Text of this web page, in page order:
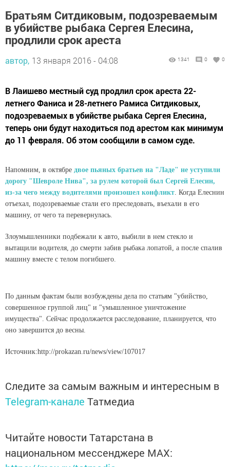
Братьям Ситдиковым, подозреваемым
в убийстве рыбака Сергея Елесина,
продлили срок ареста
автор, 13 января 2016 - 04:08 1341 0 0
В Лаишево местный суд продлил срок ареста 22-
летнего Фаниса и 28-летнего Рамиса Ситдиковых,
подозреваемых в убийстве рыбака Сергея Елесина,
теперь они будут находиться под арестом как минимум
до 11 февраля. Об этом сообщили в самом суде.
Напомним, в октябре двое пьяных братьев на "Ладе" не уступили
дорогу "Шевроле Нива", за рулем которой был Сергей Елесин,
из-за чего между водителями произошел конфликт. Когда Елеснин
отъехал, подозреваемые стали его преследовать, въехали в его
машину, от чего та перевернулась.
Злоумышленники подбежали к авто, выбили в нем стекло и
вытащили водителя, до смерти забив рыбака лопатой, а после спалив
машину вместе с телом погибшего.
По данным фактам были возбуждены дела по статьям "убийство,
совершенное группой лиц" и "умышленное уничтожение
имущества". Сейчас продолжается расследование, планируется, что
оно завершится до весны.
Источник:http://prokazan.ru/news/view/107017
Следите за самым важным и интересным в
Telegram-канале Татмедиа
Читайте новости Татарстана в
национальном мессенджере MАХ: